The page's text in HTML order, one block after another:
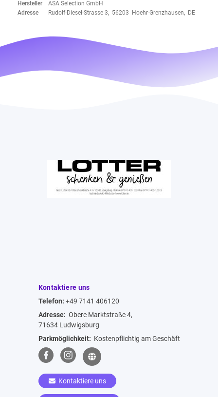
Hersteller
ASA Selection GmbH
Adresse
Rudolf-Diesel-Strasse 3, 56203 Hoehr-Grenzhausen, DE
Kontaktiere uns
Telefon: +49 7141 406120
Adresse: Obere Marktstraße 4,
71634 Ludwigsburg
Parkmöglichkeit: Kostenpflichtig am Geschäft
Kontaktiere uns